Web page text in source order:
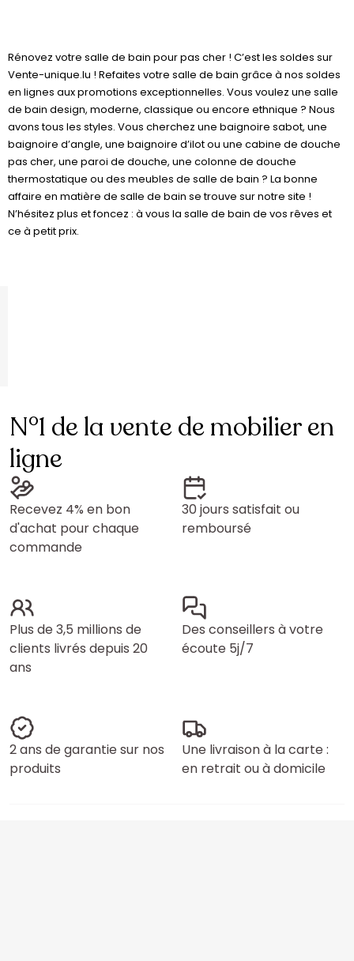
Rénovez votre salle de bain pour pas cher ! C’est les soldes sur
Vente-unique.lu ! Refaites votre salle de bain grâce à nos soldes
en lignes aux promotions exceptionnelles. Vous voulez une salle
de bain design, moderne, classique ou encore ethnique ? Nous
avons tous les styles. Vous cherchez une baignoire sabot, une
baignoire d’angle, une baignoire d’ilot ou une cabine de douche
pas cher, une paroi de douche, une colonne de douche
thermostatique ou des meubles de salle de bain ? La bonne
affaire en matière de salle de bain se trouve sur notre site !
N’hésitez plus et foncez : à vous la salle de bain de vos rêves et
ce à petit prix.
N°1 de la vente de mobilier en
ligne
Recevez 4% en bon
d'achat pour chaque
commande
30 jours satisfait ou
remboursé
Plus de 3,5 millions de
clients livrés depuis 20
ans
Des conseillers à votre
écoute 5j/7
2 ans de garantie sur nos
produits
Une livraison à la carte :
en retrait ou à domicile